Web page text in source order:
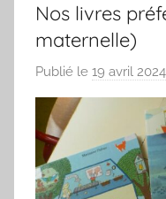
Nos livres
maternelle)
Publié le 19 avril 2024